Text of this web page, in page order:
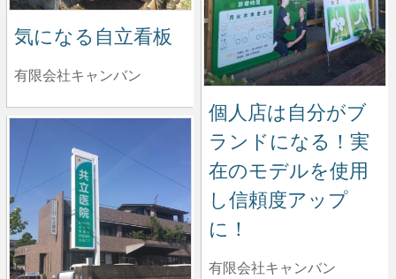
気になる自立看板
有限会社キャンバン
個人店は自分がブ
ランドになる！実
在のモデルを使用
し信頼度アップ
に！
有限会社キャンバン